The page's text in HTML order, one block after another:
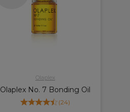
Olaplex
Olaplex No. 7 Bonding Oil
(24)